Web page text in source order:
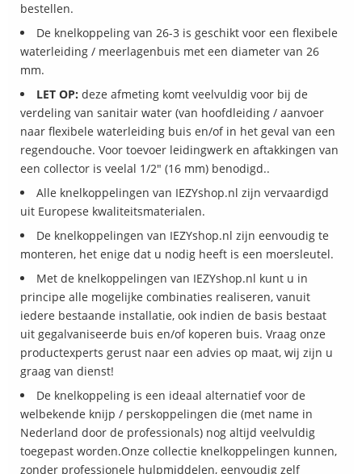
bestellen.
De knelkoppeling van 26-3 is geschikt voor een flexibele
waterleiding / meerlagenbuis met een diameter van 26
mm.
LET OP: deze afmeting komt veelvuldig voor bij de
verdeling van sanitair water (van hoofdleiding / aanvoer
naar flexibele waterleiding buis en/of in het geval van een
regendouche. Voor toevoer leidingwerk en aftakkingen van
een collector is veelal 1/2" (16 mm) benodigd..
Alle knelkoppelingen van IEZYshop.nl zijn vervaardigd
uit Europese kwaliteitsmaterialen.
De knelkoppelingen van IEZYshop.nl zijn eenvoudig te
monteren, het enige dat u nodig heeft is een moersleutel.
Met de knelkoppelingen van IEZYshop.nl kunt u in
principe alle mogelijke combinaties realiseren, vanuit
iedere bestaande installatie, ook indien de basis bestaat
uit gegalvaniseerde buis en/of koperen buis. Vraag onze
productexperts gerust naar een advies op maat, wij zijn u
graag van dienst!
De knelkoppeling is een ideaal alternatief voor de
welbekende knijp / perskoppelingen die (met name in
Nederland door de professionals) nog altijd veelvuldig
toegepast worden.Onze collectie knelkoppelingen kunnen,
zonder professionele hulpmiddelen, eenvoudig zelf